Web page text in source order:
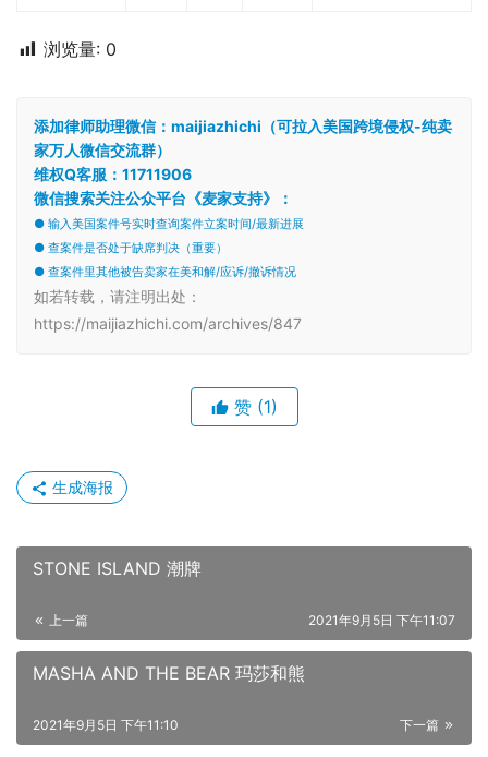
浏览量: 0
添加律师助理微信：maijiazhichi（可拉入美国跨境侵权-纯卖
家万人微信交流群）
维权Q客服：11711906
微信搜索关注公众平台《麦家支持》：
● 输入美国案件号实时查询案件立案时间/最新进展
● 查案件是否处于缺席判决（重要）
● 查案件里其他被告卖家在美和解/应诉/撤诉情况
如若转载，请注明出处：
https://maijiazhichi.com/archives/847
赞 (1)
生成海报
STONE ISLAND 潮牌
上一篇 2021年9月5日 下午11:07
MASHA AND THE BEAR 玛莎和熊
下一篇
2021年9月5日 下午11:10